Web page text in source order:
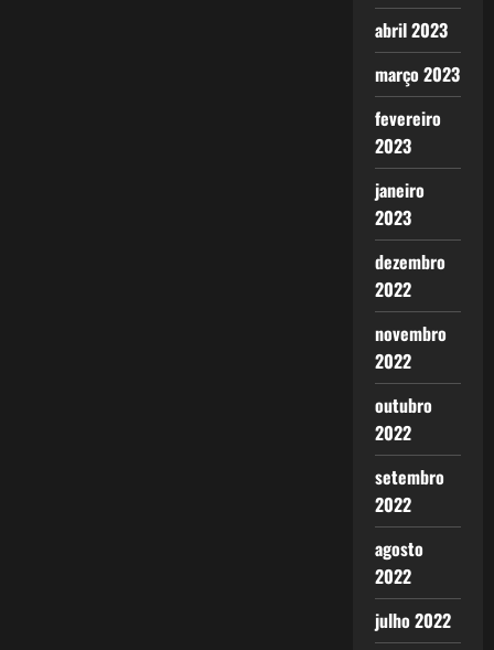
abril 2023
março 2023
fevereiro
2023
janeiro
2023
dezembro
2022
novembro
2022
outubro
2022
setembro
2022
agosto
2022
julho 2022